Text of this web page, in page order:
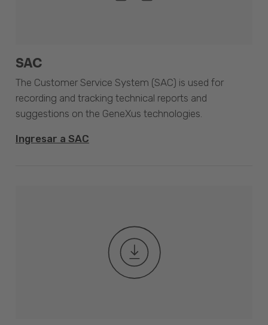
SAC
The Customer Service System (SAC) is used for
recording and tracking technical reports and
suggestions on the GeneXus technologies.
Ingresar a SAC